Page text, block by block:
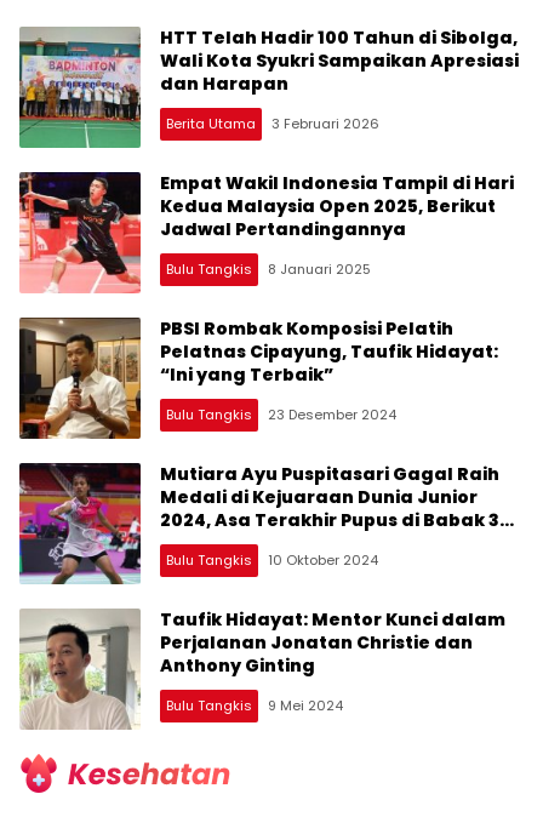
HTT Telah Hadir 100 Tahun di Sibolga,
Wali Kota Syukri Sampaikan Apresiasi
dan Harapan
Berita Utama 3 Februari 2026
Empat Wakil Indonesia Tampil di Hari
Kedua Malaysia Open 2025, Berikut
Jadwal Pertandingannya
Bulu Tangkis 8 Januari 2025
PBSI Rombak Komposisi Pelatih
Pelatnas Cipayung, Taufik Hidayat:
“Ini yang Terbaik”
Bulu Tangkis 23 Desember 2024
Mutiara Ayu Puspitasari Gagal Raih
Medali di Kejuaraan Dunia Junior
2024, Asa Terakhir Pupus di Babak 32
Besar
Bulu Tangkis 10 Oktober 2024
Taufik Hidayat: Mentor Kunci dalam
Perjalanan Jonatan Christie dan
Anthony Ginting
Bulu Tangkis 9 Mei 2024